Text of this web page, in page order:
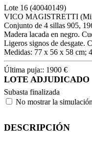
Lote 16 (40040149)
VICO MAGISTRETTI
Conjunto de 4 sillas 905,
Madera lacada en negro.
Ligeros signos de desgate.
Medidas: 77 x 56 x 58 cm;
Última puja:: 1900 €
LOTE ADJUDICADO
Subasta finalizada
No mostrar la
DESCRIPCIÓN